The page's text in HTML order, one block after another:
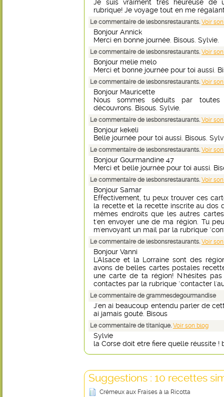
Je suis vraiment très heureuse de
rubrique! Je voyage tout en me
Le commentaire de lesbonsrestaurants. Voir
Bonjour Annick
Merci en bonne journée. Bisous. Sylvie.
Le commentaire de lesbonsrestaurants. Voir
Bonjour melie melo
Merci et bonne journée pour toi aussi.
Le commentaire de lesbonsrestaurants. Voir
Bonjour Mauricette
Nous sommes séduits par
découvrons. Bisous. Sylvie.
Le commentaire de lesbonsrestaurants. Voir
Bonjour kekeli
Belle journée pour toi aussi. Bisous.
Le commentaire de lesbonsrestaurants. Voir
Bonjour Gourmandine 47
Merci et belle journée pour toi aussi.
Le commentaire de lesbonsrestaurants. Voir
Bonjour Samar
Effectivement, tu peux trouver ces
la recette et la recette inscrite au dos
mêmes endroits que les autres
t'en envoyer une de ma région. Tu
m'envoyant un mail par la rubrique
Le commentaire de lesbonsrestaurants. Voir
Bonjour Vanni
L'Alsace et la Lorraine sont des
avons de belles cartes postales
une carte de ta région! N'hésites
contactes par la rubrique "contacter
Le commentaire de grammesdegourmandise
J'en ai beaucoup entendu parler de
ai jamais gouté. Bisous
Le commentaire de titanique. Voir son blog
Sylvie
la Corse doit etre fiere quelle réussite !
Suggestions : 10 recettes
Crémeux aux Fraises à la Ricotta